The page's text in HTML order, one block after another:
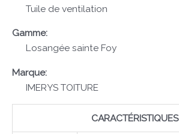
Tuile de ventilation
Gamme:
Losangée sainte Foy
Marque:
IMERYS TOITURE
CARACTÉRISTIQUES